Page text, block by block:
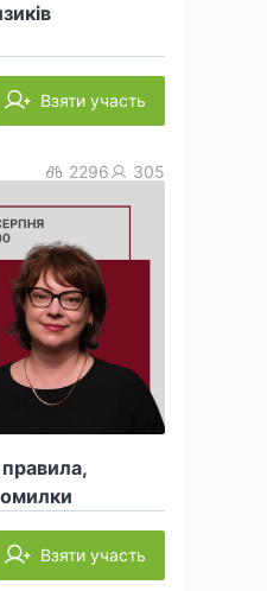
Взяти участь
2296 305
Взяти участь